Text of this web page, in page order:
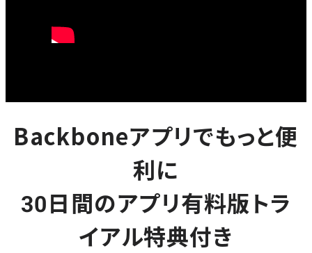
Backboneアプリでもっと便
利に
30日間のアプリ有料版トラ
イアル特典付き